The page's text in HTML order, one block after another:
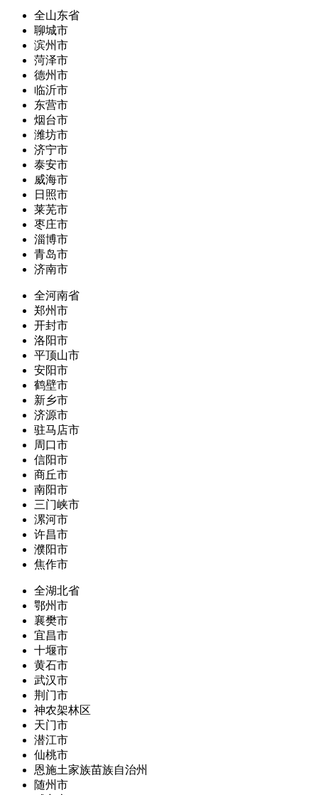
全山东省
聊城市
滨州市
菏泽市
德州市
临沂市
东营市
烟台市
潍坊市
济宁市
泰安市
威海市
日照市
莱芜市
枣庄市
淄博市
青岛市
济南市
全河南省
郑州市
开封市
洛阳市
平顶山市
安阳市
鹤壁市
新乡市
济源市
驻马店市
周口市
信阳市
商丘市
南阳市
三门峡市
漯河市
许昌市
濮阳市
焦作市
全湖北省
鄂州市
襄樊市
宜昌市
十堰市
黄石市
武汉市
荆门市
神农架林区
天门市
潜江市
仙桃市
恩施土家族苗族自治州
随州市